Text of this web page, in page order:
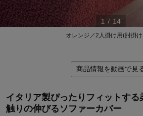
オレンジ／2人掛け用(肘掛
1 / 14
商品情報を動画で見
イタリア製ぴったりフィットする
触りの伸びるソファーカバー
ステージが上がれば送料無料・返品引取無
さらにポイント還元最大16倍！
ベルメゾン・ポイントについて